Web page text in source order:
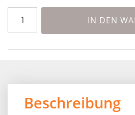
IN DEN
Beschreibung